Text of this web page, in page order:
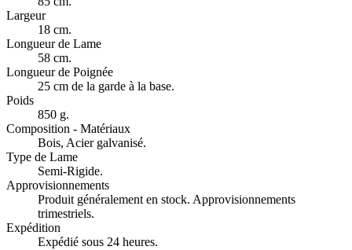
Largeur
18 cm.
Longueur de Lame
58 cm.
Longueur de Poignée
25 cm de la garde à la base.
Poids
850 g.
Composition - Matériaux
Bois, Acier galvanisé.
Type de Lame
Semi-Rigide.
Approvisionnements
Produit généralement en stock. Approvisionnements
trimestriels.
Expédition
Expédié sous 24 heures.